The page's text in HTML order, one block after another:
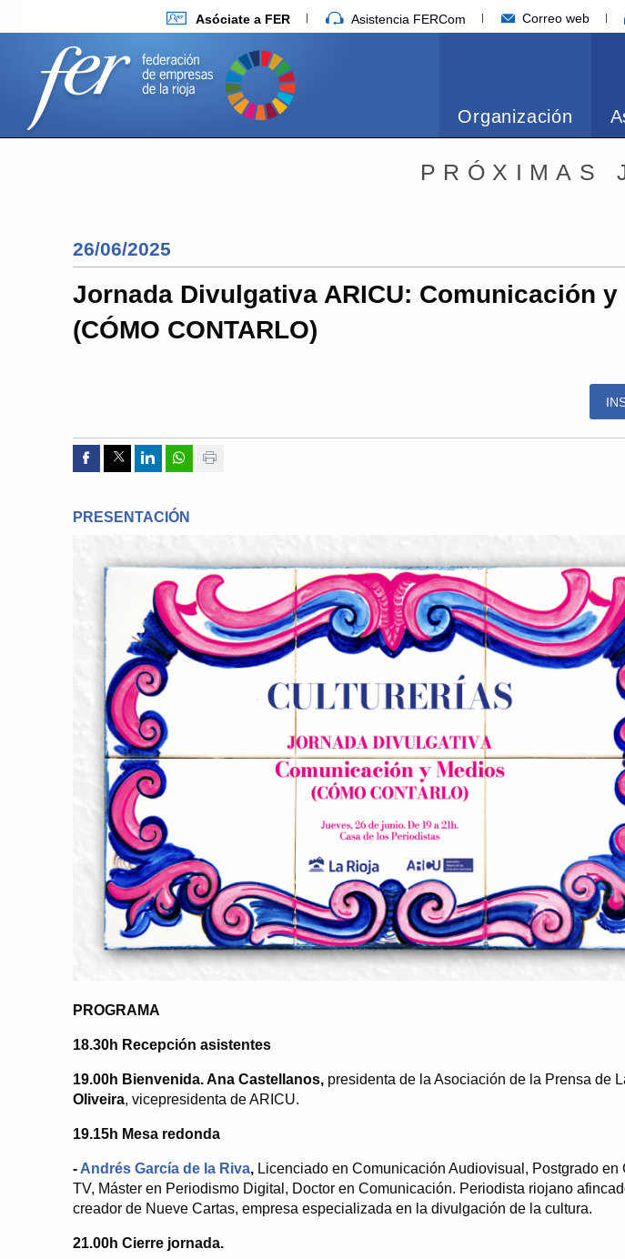
Asóciate a FER Asistencia FERCom Correo web
Organización
PRÓXIMAS
26/06/2025
Jornada Divulgativa ARICU: Comunicación y
(CÓMO CONTARLO)
Compartir por Facebook
Compartir por Twitter
Compartir por Linkedin
Compartir por whatsapp
PRESENTACIÓN
PROGRAMA
18.30h Recepción asistentes
19.00h Bienvenida. Ana Castellanos,presidenta de la Asociación de la Prensa de
Oliveira, vicepresidenta de ARICU.
19.15h Mesa redonda
- Andrés García de la Riva, Licenciado en Comunicación Audiovisual, Postgrado en
TV, Máster en Periodismo Digital, Doctor en Comunicación. Periodista riojano
creador de Nueve Cartas, empresa especializada en la divulgación de la cultura.
21.00h Cierre jornada.